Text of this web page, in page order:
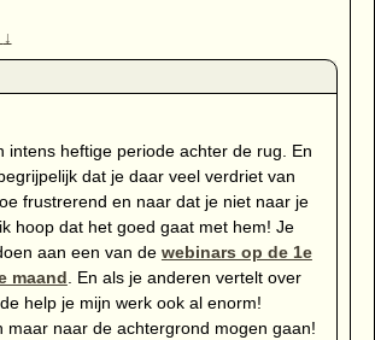
↓
intens heftige periode achter de rug. En
dat je daar veel verdriet van
frustrerend en naar dat je niet naar je
hoop dat het goed gaat met hem! Je
aan een van de webinars op de 1e
maand. En als je anderen vertelt over
help je mijn werk ook al enorm!
maar naar de achtergrond mogen gaan!